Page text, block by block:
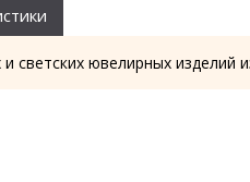
светских ювелирных изделий